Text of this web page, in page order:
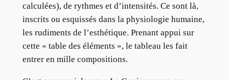
calculées), de rythmes et d’intensités. Ce sont là,
inscrits ou esquissés dans la physiologie humaine,
les rudiments de l’esthétique. Prenant appui sur
cette « table des éléments », le tableau les fait
entrer en mille compositions.